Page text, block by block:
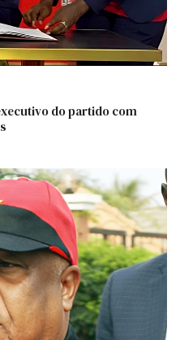
do partido com